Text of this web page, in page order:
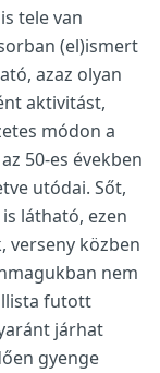
tele van
(el)ismert
azaz olyan
aktivitást,
módon a
50-es években
utódai. Sőt,
látható, ezen
verseny közben
nem
futott
járhat
gyenge